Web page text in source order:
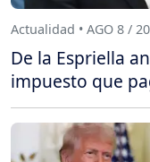
Actualidad • AGO 8 /
De la Espriella
impuesto que